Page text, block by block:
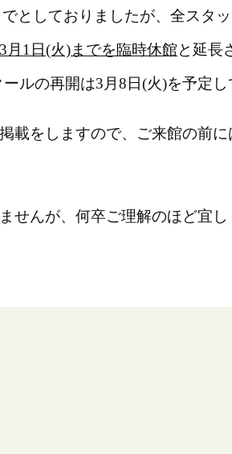
としておりましたが、全スタ
3月1日(火)までを臨時休館と延長
ルの再開は3月8日(火)を予定
載をしますので、ご来館の前
せんが、何卒ご理解のほど宜し